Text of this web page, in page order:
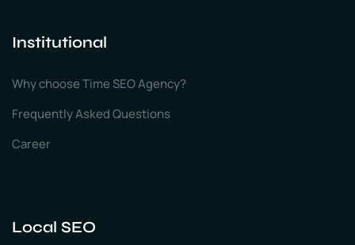
Institutional
Why choose Time SEO Agency?
Frequently Asked Questions
Career
Local SEO